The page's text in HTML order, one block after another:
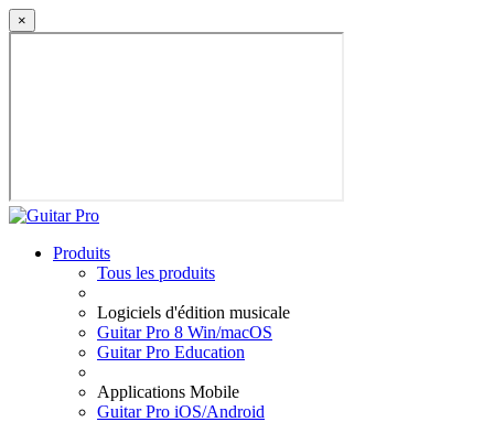
×
Produits
Tous les produits
Logiciels d'édition musicale
Guitar Pro 8 Win/macOS
Guitar Pro Education
Applications Mobile
Guitar Pro iOS/Android